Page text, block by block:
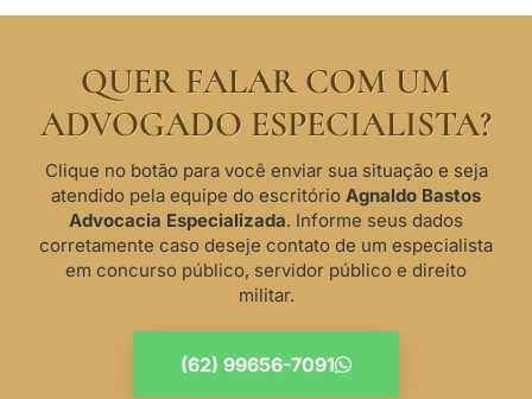
QUER FALAR COM UM
ADVOGADO ESPECIALISTA?
Clique no botão para você enviar sua situação e seja
atendido pela equipe do escritório Agnaldo Bastos
Advocacia Especializada. Informe seus dados
corretamente caso deseje contato de um especialista
em concurso público, servidor público e direito
militar.
(62) 99656-7091